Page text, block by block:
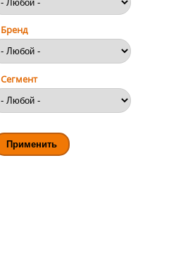
Бренд
Сегмент